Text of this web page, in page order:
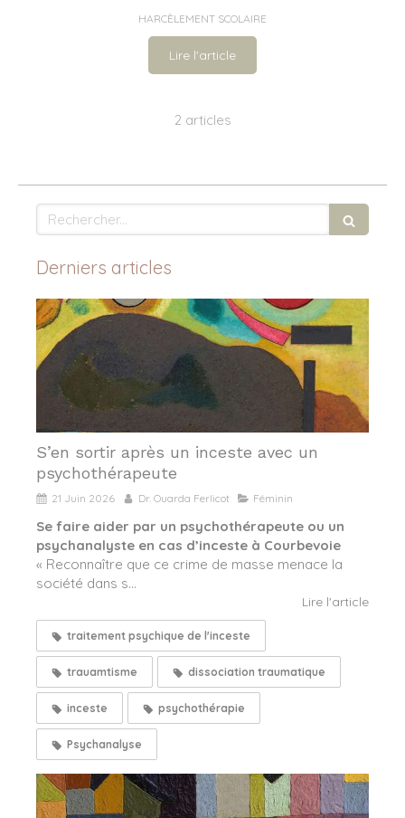
HARCÈLEMENT SCOLAIRE
Lire l'article
2 articles
Rechercher
Derniers articles
S’en sortir après un inceste avec un
psychothérapeute
21 Juin 2026 Dr. Ouarda Ferlicot Féminin
Se faire aider par un psychothérapeute ou un
psychanalyste en cas d’inceste à Courbevoie
« Reconnaître que ce crime de masse menace la
société dans s...
Lire l'article
traitement psychique de l'inceste
trauamtisme dissociation traumatique
inceste psychothérapie
Psychanalyse